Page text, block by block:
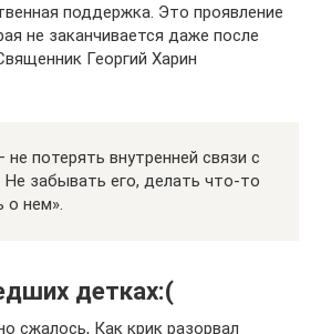
поддержка. Это проявление
не заканчивается даже после
Георгий Харин
потерять внутренней связи с
Не забывать его, делать что-то
о нем».
детках:(
сжалось, Как крик разорвал